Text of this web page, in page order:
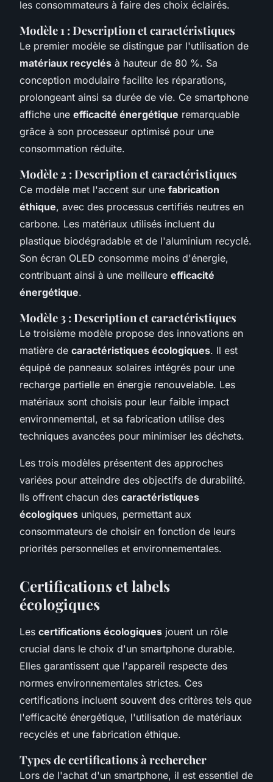
les consommateurs à faire des choix éclairés.
Modèle 1 : Description et caractéristiques
Le premier modèle se distingue par l'utilisation de
matériaux recyclés à hauteur de 80 %. Sa
conception modulaire facilite les réparations,
prolongeant ainsi sa durée de vie. Ce smartphone
affiche une efficacité énergétique remarquable
grâce à son processeur optimisé pour une
consommation réduite.
Modèle 2 : Description et caractéristiques
Ce modèle met l'accent sur une fabrication
éthique, avec des processus certifiés neutres en
carbone. Les matériaux utilisés incluent du
plastique biodégradable et de l'aluminium recyclé.
Son écran OLED consomme moins d'énergie,
contribuant ainsi à une meilleure efficacité
énergétique.
Modèle 3 : Description et caractéristiques
Le troisième modèle propose des innovations en
matière de caractéristiques écologiques. Il est
équipé de panneaux solaires intégrés pour une
recharge partielle en énergie renouvelable. Les
matériaux sont choisis pour leur faible impact
environnemental, et sa fabrication utilise des
techniques avancées pour minimiser les déchets.
Les trois modèles présentent des approches
variées pour atteindre des objectifs de durabilité.
Ils offrent chacun des caractéristiques
écologiques uniques, permettant aux
consommateurs de choisir en fonction de leurs
priorités personnelles et environnementales.
Certifications et labels
écologiques
Les certifications écologiques jouent un rôle
crucial dans le choix d'un smartphone durable.
Elles garantissent que l'appareil respecte des
normes environnementales strictes. Ces
certifications incluent souvent des critères tels que
l'efficacité énergétique, l'utilisation de matériaux
recyclés et une fabrication éthique.
Types de certifications à rechercher
Lors de l'achat d'un smartphone, il est essentiel de